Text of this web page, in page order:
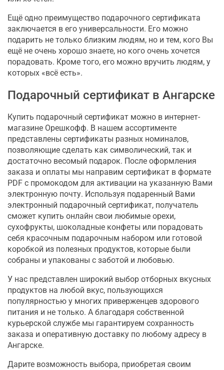
Ещё одно преимущество подарочного сертификата
заключается в его универсальности. Его можно
подарить не только близким людям, но и тем, кого Вы
ещё не очень хорошо знаете, но кого очень хочется
порадовать. Кроме того, его можно вручить людям, у
которых «всё есть».
Подарочный сертификат в Ангарске
Купить подарочный сертификат можно в интернет-
магазине Орешкофф. В нашем ассортименте
представлены сертификаты разных номиналов,
позволяющие сделать как символический, так и
достаточно весомый подарок. После оформления
заказа и оплаты мы направим сертификат в формате
PDF с промокодом для активации на указанную Вами
электронную почту. Используя подаренный Вами
электронный подарочный сертификат, получатель
сможет купить онлайн свои любимые орехи,
сухофрукты, шоколадные конфеты или порадовать
себя красочным подарочным набором или готовой
коробкой из полезных продуктов, которые были
собраны и упакованы с заботой и любовью.
У нас представлен широкий выбор отборных вкусных
продуктов на любой вкус, пользующихся
популярностью у многих приверженцев здорового
питания и не только. А благодаря собственной
курьерской службе мы гарантируем сохранность
заказа и оперативную доставку по любому адресу в
Ангарске.
Дарите возможность выбора, приобретая своим